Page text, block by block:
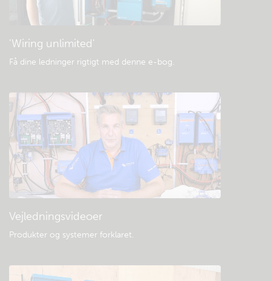
Generelle downloads og dokumentation
'Wiring unlimited'
Få dine ledninger rigtigt med denne e-bog.
Vejledningsvideoer
Produkter og systemer forklaret.